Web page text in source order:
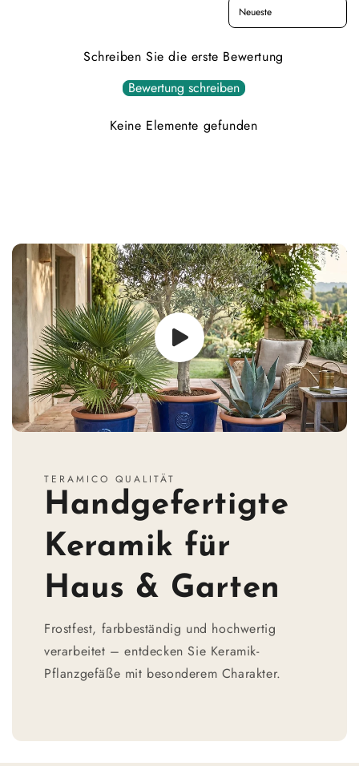
Sort reviews by
Schreiben Sie die erste Bewertung
Bewertung schreiben
Keine Elemente gefunden
TERAMICO QUALITÄT
Handgefertigte
Keramik für
Haus & Garten
Frostfest, farbbeständig und hochwertig
verarbeitet – entdecken Sie Keramik-
Pflanzgefäße mit besonderem Charakter.